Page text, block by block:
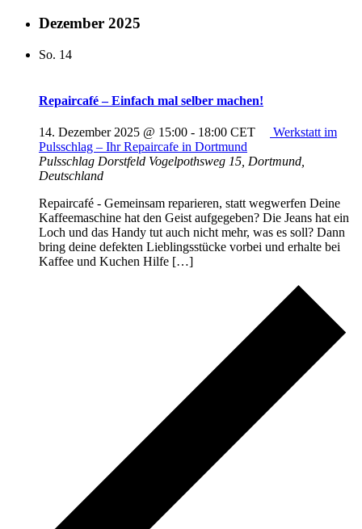
Dezember 2025
So. 14
Repaircafé – Einfach mal selber machen!
14. Dezember 2025 @ 15:00 - 18:00 CET
Werkstatt im
Pulsschlag – Ihr Repaircafe in Dortmund
Pulsschlag Dorstfeld Vogelpothsweg 15, Dortmund,
Deutschland
Repaircafé - Gemeinsam reparieren, statt wegwerfen Deine
Kaffeemaschine hat den Geist aufgegeben? Die Jeans hat ein
Loch und das Handy tut auch nicht mehr, was es soll? Dann
bring deine defekten Lieblingsstücke vorbei und erhalte bei
Kaffee und Kuchen Hilfe […]